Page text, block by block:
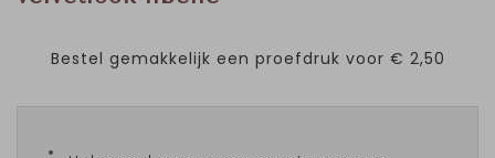
Bestel gemakkelijk een proefdruk voor € 2,50